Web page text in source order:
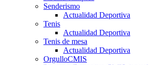
Senderismo
Actualidad Deportiva
Tenis
Actualidad Deportiva
Tenis de mesa
Actualidad Deportiva
OrgulloCMIS